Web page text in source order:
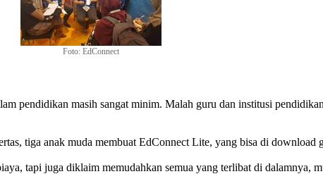
Foto: EdConnect
pendidikan masih sangat minim. Malah guru dan institusi
tiga anak muda membuat EdConnect Lite, yang bisa di download
tapi juga diklaim memudahkan semua yang terlibat di dalamnya,